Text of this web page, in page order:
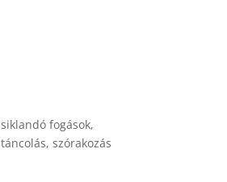
fogások,
szórakozás